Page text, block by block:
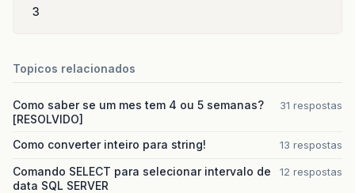
3
Topicos relacionados
Como saber se um mes tem 4 ou 5 semanas?
[RESOLVIDO]
31 respostas
Como converter inteiro para string! 13 respostas
Comando SELECT para selecionar intervalo de
data SQL SERVER
12 respostas